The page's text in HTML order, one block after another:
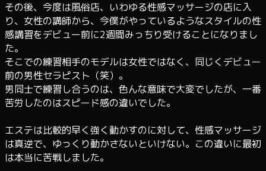
その後、今度は風俗店、いわゆる性感マッサージの店に入
り、女性の講師から、今僕がやっているようなスタイルの性
感講習をデビュー前に2週間みっちり受けることになりまし
た。
そこでの練習相手のモデルは女性ではなく、同じくデビュー
前の男性セラピスト（笑）。
男同士で練習し合うのは、色んな意味で大変でしたが、一番
苦労したのはスピード感の違いでした。
エステは比較的早く強く動かすのに対して、性感マッサージ
は真逆で、ゆっくり動かさないといけない。この違いに最初
は本当に苦戦しました。